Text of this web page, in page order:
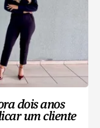
dois anos
um cliente